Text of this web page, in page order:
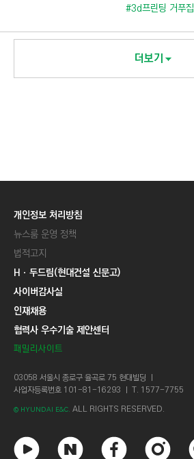
#3d프린팅 거푸집
더보기
개인정보 처리방침
뉴스룸 운영 정책
법적고지
Hㆍ두드림(현대건설 신문고)
사이버감사실
인재채용
협력사 우수기술 제안센터
패밀리사이트
03058 서울시 종로구 율곡로 75 현대빌딩 ㅣ
사업자등록번호 101-81-16293 ㅣ T. 1577-7755
© HYUNDAI E&C. ALL RIGHTS RESERVED.